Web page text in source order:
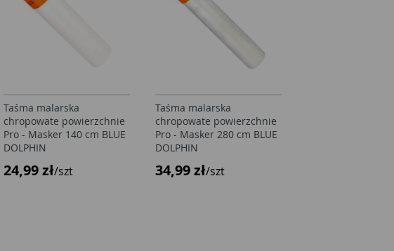
Taśma malarska
chropowate powierzchnie
Pro - Masker 140 cm BLUE
DOLPHIN
24,99 zł/szt
Taśma malarska
chropowate powierzchnie
Pro - Masker 280 cm BLUE
DOLPHIN
34,99 zł/szt